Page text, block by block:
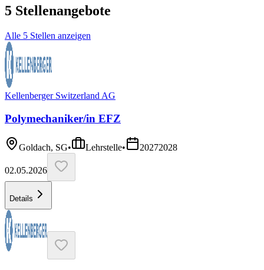
5 Stellenangebote
Alle 5 Stellen anzeigen
Kellenberger Switzerland AG
Polymechaniker/in EFZ
Goldach, SG• Lehrstelle• 20272028
02.05.2026
Details